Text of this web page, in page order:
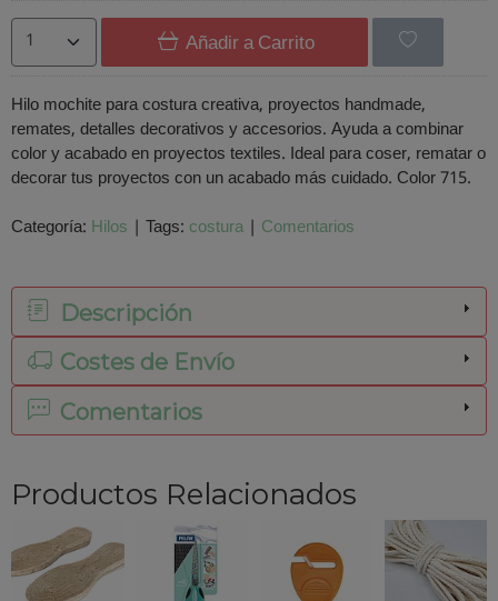
Añadir a Carrito
Hilo mochite para costura creativa, proyectos handmade,
remates, detalles decorativos y accesorios. Ayuda a combinar
color y acabado en proyectos textiles. Ideal para coser, rematar o
decorar tus proyectos con un acabado más cuidado. Color 715.
Categoría: Hilos | Tags: costura | Comentarios
Descripción
Costes de Envío
Comentarios
Productos Relacionados